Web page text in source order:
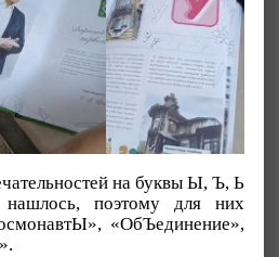
на буквы Ы, Ъ, Ь
поэтому для них
«ОбЪединение»,